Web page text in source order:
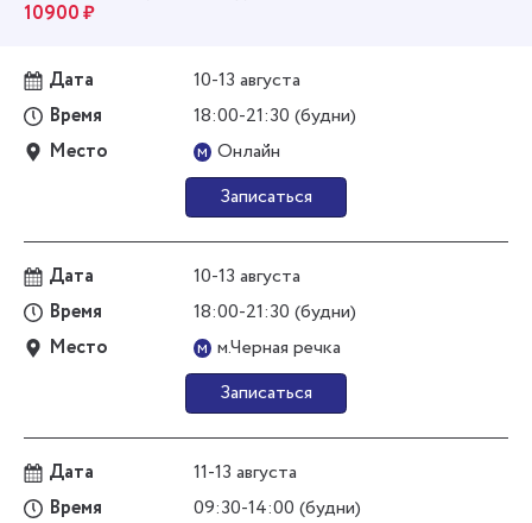
10900 ₽
Дата
10-13 августа
Время
18:00-21:30 (будни)
Место
м Онлайн
Записаться
Дата
10-13 августа
Время
18:00-21:30 (будни)
Место
м м.Черная речка
Записаться
Дата
11-13 августа
Время
09:30-14:00 (будни)